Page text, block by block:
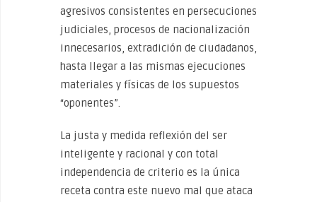
agresivos consistentes en persecuciones
judiciales, procesos de nacionalización
innecesarios, extradición de ciudadanos,
hasta llegar a las mismas ejecuciones
materiales y físicas de los supuestos
“oponentes”.
La justa y medida reflexión del ser
inteligente y racional y con total
independencia de criterio es la única
receta contra este nuevo mal que ataca